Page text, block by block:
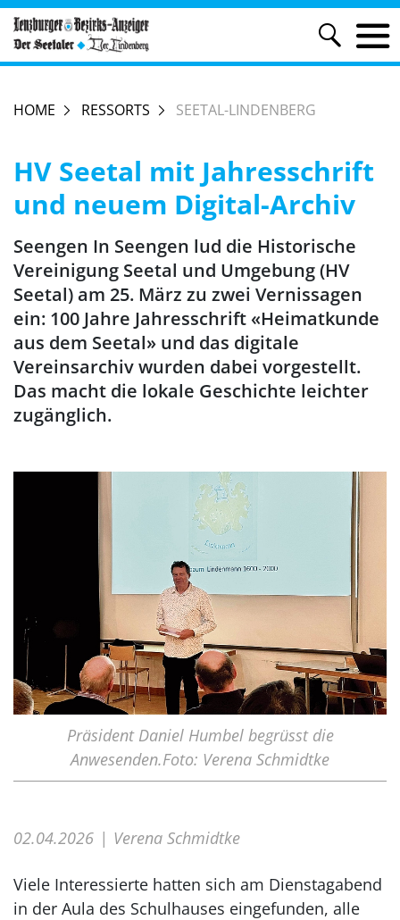
HOME RESSORTS SEETAL-LINDENBERG
HV Seetal mit Jahresschrift
und neuem Digital-Archiv
Seengen In Seengen lud die Historische
Vereinigung Seetal und Umgebung (HV
Seetal) am 25. März zu zwei Vernissagen
ein: 100 Jahre Jahresschrift «Heimatkunde
aus dem Seetal» und das digitale
Vereinsarchiv wurden dabei vorgestellt.
Das macht die lokale Geschichte leichter
zugänglich.
Präsident Daniel Humbel begrüsst die
Anwesenden.Foto: Verena Schmidtke
02.04.2026 Verena Schmidtke
Viele Interessierte hatten sich am Dienstagabend
in der Aula des Schulhauses eingefunden, alle